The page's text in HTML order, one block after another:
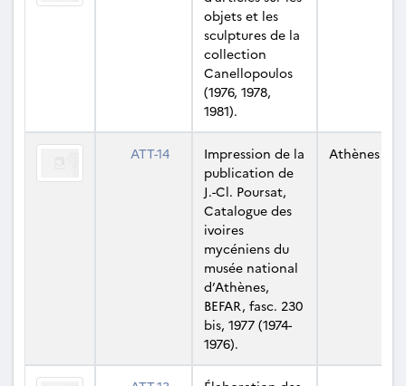
objets et les
sculptures de la
collection
Canellopoulos
(1976, 1978,
1981).
ATT-14
Impression de la
publication de
J.-Cl. Poursat,
Catalogue des
ivoires
mycéniens du
musée national
d’Athènes,
BEFAR, fasc. 230
bis, 1977 (1974-
1976).
Athènes